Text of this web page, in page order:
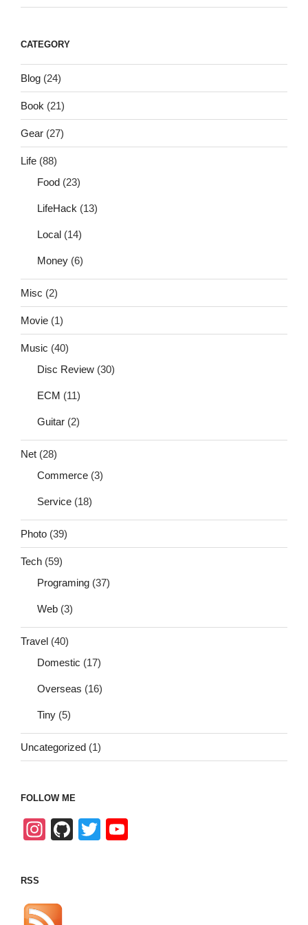
CATEGORY
Blog (24)
Book (21)
Gear (27)
Life (88)
Food (23)
LifeHack (13)
Local (14)
Money (6)
Misc (2)
Movie (1)
Music (40)
Disc Review (30)
ECM (11)
Guitar (2)
Net (28)
Commerce (3)
Service (18)
Photo (39)
Tech (59)
Programing (37)
Web (3)
Travel (40)
Domestic (17)
Overseas (16)
Tiny (5)
Uncategorized (1)
FOLLOW ME
In
a
Gi T
RSS